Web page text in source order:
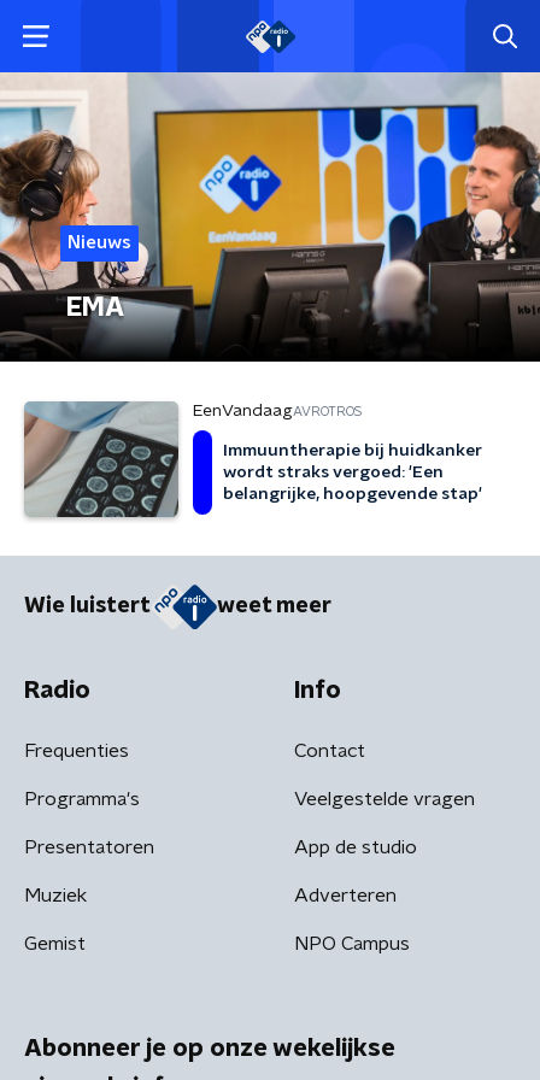
Nieuws
EMA
EenVandaagAVROTROS
Immuuntherapie bij huidkanker
wordt straks vergoed: 'Een
belangrijke, hoopgevende stap'
Wie luistert weet meer
Radio
Frequenties
Programma's
Presentatoren
Muziek
Gemist
Info
Contact
Veelgestelde vragen
App de studio
Adverteren
NPO Campus
Abonneer je op onze wekelijkse